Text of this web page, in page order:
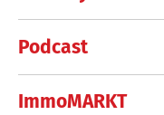
Podcast
ImmoMARKT